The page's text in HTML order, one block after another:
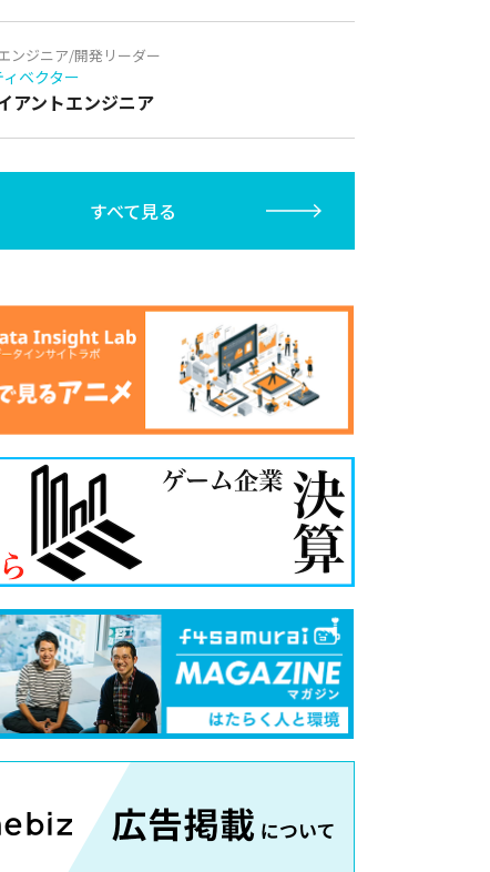
ンジニア/開発リーダー
ベクター
アントエンジニア
すべて見る